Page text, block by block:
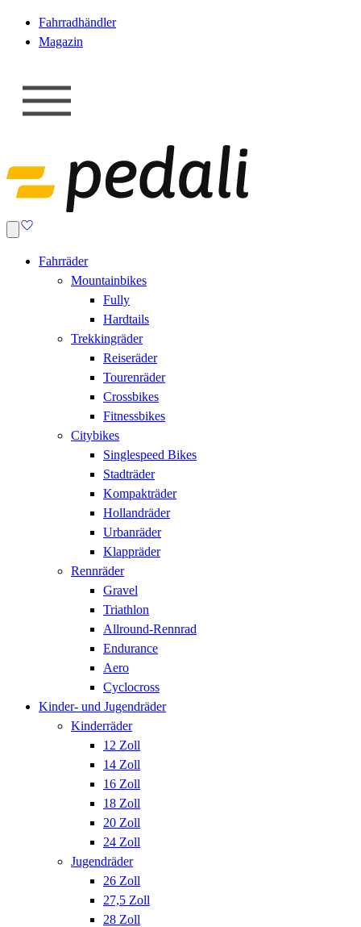
Fahrradhändler
Magazin
Fahrräder
Mountainbikes
Fully
Hardtails
Trekkingräder
Reiseräder
Tourenräder
Crossbikes
Fitnessbikes
Citybikes
Singlespeed Bikes
Stadträder
Kompakträder
Hollandräder
Urbanräder
Klappräder
Rennräder
Gravel
Triathlon
Allround-Rennrad
Endurance
Aero
Cyclocross
Kinder- und Jugendräder
Kinderräder
12 Zoll
14 Zoll
16 Zoll
18 Zoll
20 Zoll
24 Zoll
Jugendräder
26 Zoll
27,5 Zoll
28 Zoll